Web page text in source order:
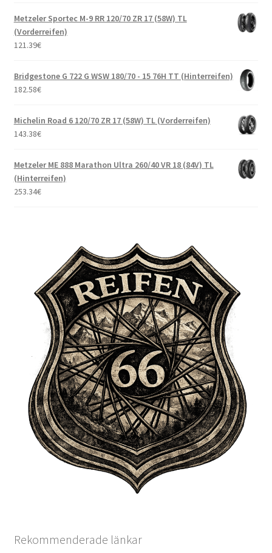
Metzeler Sportec M-9 RR 120/70 ZR 17 (58W) TL
(Vorderreifen)
121.39€
Bridgestone G 722 G WSW 180/70 - 15 76H TT (Hinterreifen)
182.58€
Michelin Road 6 120/70 ZR 17 (58W) TL (Vorderreifen)
143.38€
Metzeler ME 888 Marathon Ultra 260/40 VR 18 (84V) TL
(Hinterreifen)
253.34€
Rekommenderade länkar